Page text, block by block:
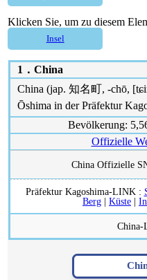
Klicken Sie, um zu diesem
Insel
1． China
China (jap. 知名町, -chō,
Ōshima in der Präfektur
Bevölkerung:
Offizielle
China Offizielle
Präfektur Kagoshima-LINK :
Berg | Küste |